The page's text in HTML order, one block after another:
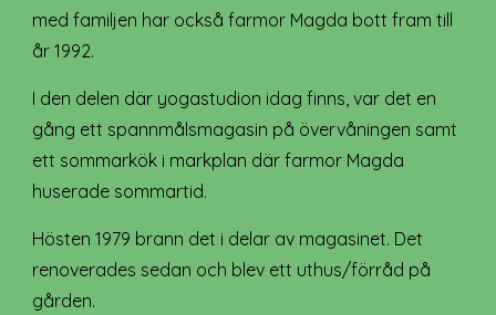
med familjen har också farmor Magda bott fram till
år 1992.
I den delen där yogastudion idag finns, var det en
gång ett spannmålsmagasin på övervåningen samt
ett sommarkök i markplan där farmor Magda
huserade sommartid.
Hösten 1979 brann det i delar av magasinet. Det
renoverades sedan och blev ett uthus/förråd på
gården.